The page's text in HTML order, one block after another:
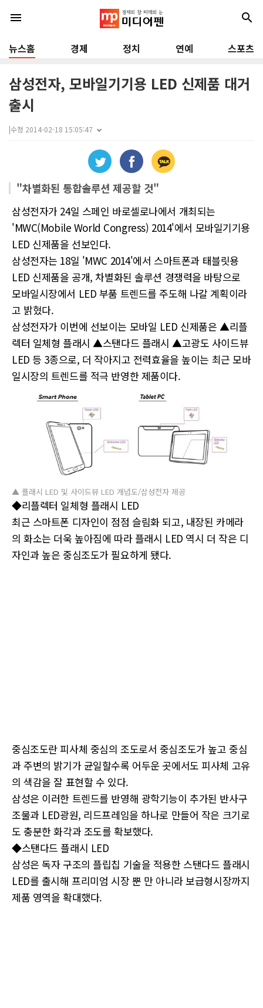
menu search
뉴스홈 경제 정치 연예 스포츠
삼성전자, 모바일기기용 LED 신제품 대거
출시
|수정 2014-02-18 15:05:47
"차별화된 통합솔루션 제공할 것"
삼성전자가 24일 스페인 바로셀로나에서 개최되는
'MWC(Mobile World Congress) 2014'에서 모바일기기용
LED 신제품을 선보인다.
삼성전자는 18일 'MWC 2014'에서 스마트폰과 태블릿용
LED 신제품을 공개, 차별화된 솔루션 경쟁력을 바탕으로
모바일시장에서 LED 부품 트렌드를 주도해 나갈 계획이라
고 밝혔다.
삼성전자가 이번에 선보이는 모바일 LED 신제품은 ▲리플
렉터 일체형 플래시 ▲스탠다드 플래시 ▲고광도 사이드뷰
LED 등 3종으로, 더 작아지고 전력효율을 높이는 최근 모바
일시장의 트렌드를 적극 반영한 제품이다.
▲ 플래시 LED 및 사이드뷰 LED 개념도/삼성전자 제공
◆리플렉터 일체형 플래시 LED
최근 스마트폰 디자인이 점점 슬림화 되고, 내장된 카메라
의 화소는 더욱 높아짐에 따라 플래시 LED 역시 더 작은 디
자인과 높은 중심조도가 필요하게 됐다.
중심조도란 피사체 중심의 조도로서 중심조도가 높고 중심
과 주변의 밝기가 균일할수록 어두운 곳에서도 피사체 고유
의 색감을 잘 표현할 수 있다.
삼성은 이러한 트렌드를 반영해 광학기능이 추가된 반사구
조물과 LED광원, 리드프레임을 하나로 만들어 작은 크기로
도 충분한 화각과 조도를 확보했다.
◆스탠다드 플래시 LED
삼성은 독자 구조의 플립칩 기술을 적용한 스탠다드 플래시
LED를 출시해 프리미엄 시장 뿐 만 아니라 보급형시장까지
제품 영역을 확대했다.